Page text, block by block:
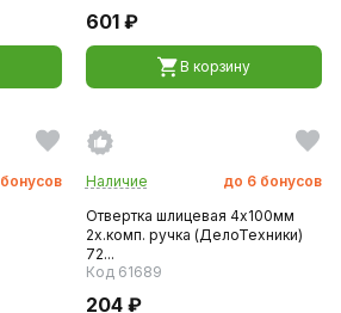
601 ₽
В корзину
бонусов
Наличие до 6 бонусов
Отвертка шлицевая 4х100мм
2х.комп. ручка (ДелоТехники)
72...
Код 61689
204 ₽